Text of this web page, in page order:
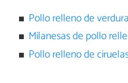
Pollo relleno de
Milanesas de pollo
Pollo relleno de